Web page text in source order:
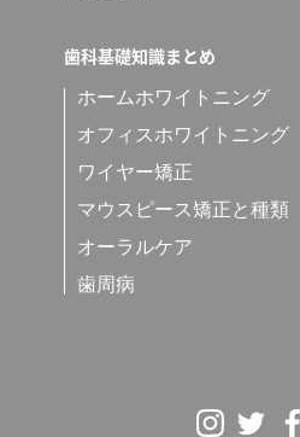
歯科基礎知識まとめ
ホームホワイトニング
オフィスホワイトニング
ワイヤー矯正
マウスピース矯正と種類
オーラルケア
歯周病